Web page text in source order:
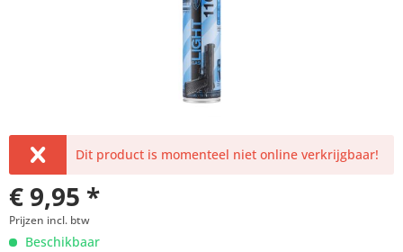
Dit product is momenteel niet online verkrijgbaar!
€ 9,95 *
Prijzen incl. btw
Beschikbaar